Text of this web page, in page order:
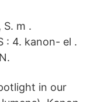
m .
: 4. kanon- el .
in our